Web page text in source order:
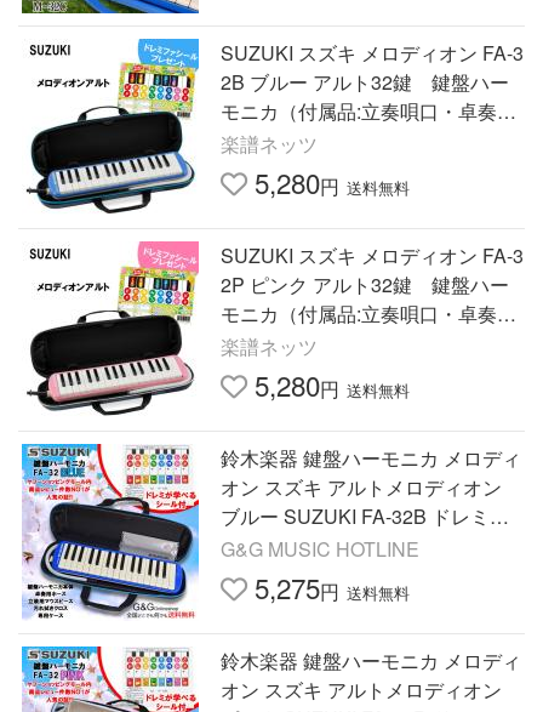
SUZUKI スズキ メロディオン FA-3
2B ブルー アルト32鍵 鍵盤ハー
モニカ（付属品:立奏唄口・卓奏唄
口・お手入れ用クロス・セミハー
ドケース）
楽譜ネッツ
5,280円 送料無料
SUZUKI スズキ メロディオン FA-3
2P ピンク アルト32鍵 鍵盤ハー
モニカ（付属品:立奏唄口・卓奏唄
口・お手入れ用クロス・セミハー
ドケース）
楽譜ネッツ
5,280円 送料無料
鈴木楽器 鍵盤ハーモニカ メロディ
オン スズキ アルトメロディオン
ブルー SUZUKI FA-32B ドレミ学
べるシール 1枚付き 32鍵盤
G&G MUSIC HOTLINE
5,275円 送料無料
鈴木楽器 鍵盤ハーモニカ メロディ
オン スズキ アルトメロディオン